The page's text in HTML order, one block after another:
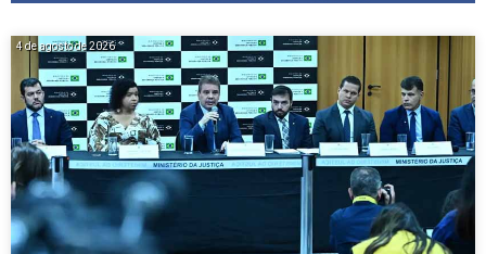
4 de agosto de 2026